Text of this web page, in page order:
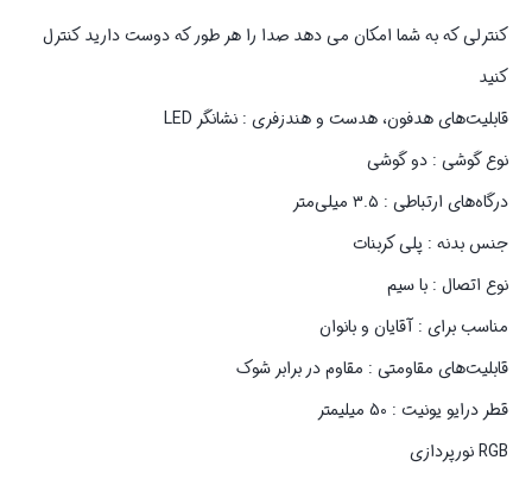
کنترلی که به شما امکان می دهد صدا را هر طور که دوست دارید کنترل
کنید
قابلیت‌های هدفون، هدست و هندزفری : نشانگر LED
نوع گوشی : دو گوشی
درگاه‌های ارتباطی : ۳.۵ میلی‌متر
جنس بدنه : پلی کربنات
نوع اتصال : با سیم
مناسب برای : آقایان و بانوان
قابلیت‌های مقاومتی : مقاوم در برابر شوک
قطر درایو یونیت : 50 میلیمتر
RGB نورپردازی